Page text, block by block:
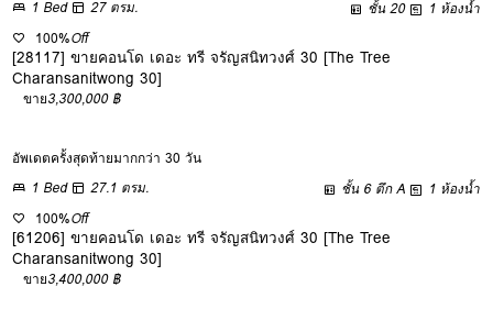
1 Bed
27 ตรม. ชั้น 20
1 ห้องน้ำ
100%Off
[28117] ขายคอนโด เดอะ ทรี จรัญสนิทวงศ์ 30 [The Tree
Charansanitwong 30]
ขาย3,300,000 ฿
อัพเดตครั้งสุดท้ายมากกว่า 30 วัน
1 Bed
27.1 ตรม. ชั้น 6 ตึก A
1 ห้องน้ำ
100%Off
[61206] ขายคอนโด เดอะ ทรี จรัญสนิทวงศ์ 30 [The Tree
Charansanitwong 30]
ขาย3,400,000 ฿